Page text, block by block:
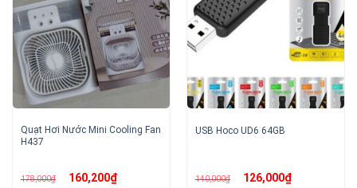
Quạt Hơi Nước Mini Cooling Fan
H437
178,000₫ Giá
gốc160,200₫Giá
USB Hoco UD6 64GB
140,000₫ Giá
gốc126,000₫Giá